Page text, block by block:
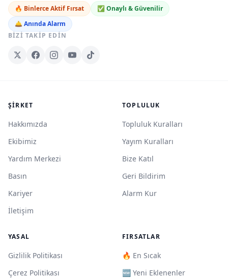
🔥 Binlerce Aktif Fırsat
✅ Onaylı & Güvenilir
🛎️ Anında Alarm
BIZI TAKIP EDIN
ŞIRKET
Hakkımızda
Ekibimiz
Yardım Merkezi
Basın
Kariyer
İletişim
TOPLULUK
Topluluk Kuralları
Yayım Kuralları
Bize Katıl
Geri Bildirim
Alarm Kur
YASAL
Gizlilik Politikası
Çerez Politikası
FIRSATLAR
🔥 En Sıcak
🆕 Yeni Eklenenler